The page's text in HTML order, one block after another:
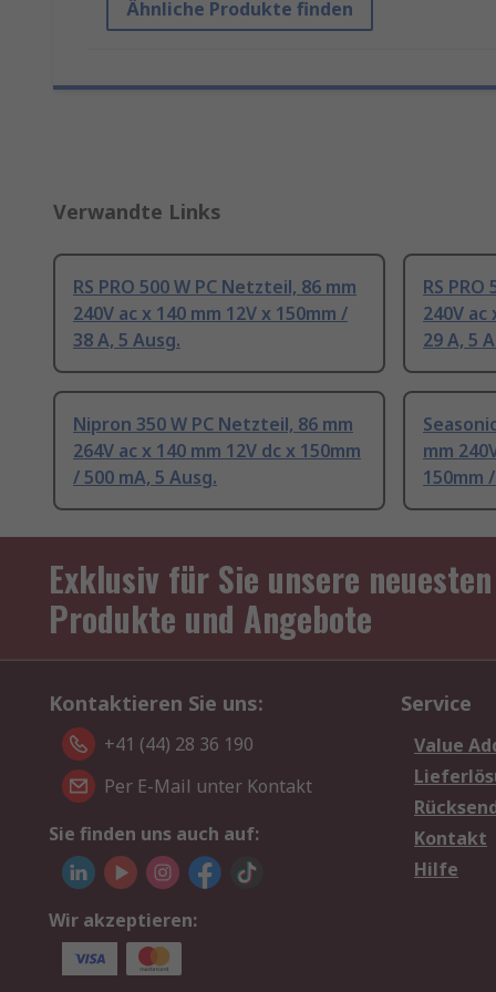
Ähnliche Produkte finden
Verwandte Links
RS PRO 500 W PC Netzteil, 86 mm
240V ac x 140 mm 12V x 150mm /
38 A, 5 Ausg.
RS
240V ac
29 A, 5
Nipron 350 W PC Netzteil, 86 mm
264V ac x 140 mm 12V dc x 150mm
/ 500 mA, 5 Ausg.
mm
150mm
Exklusiv für Sie unsere neuesten
Produkte und Angebote
Kontaktieren Sie uns:
+41 (44) 28 36 190
Per E-Mail unter Kontakt
Sie finden uns auch auf:
Wir akzeptieren:
Service
Value
Kontakt
Hilfe